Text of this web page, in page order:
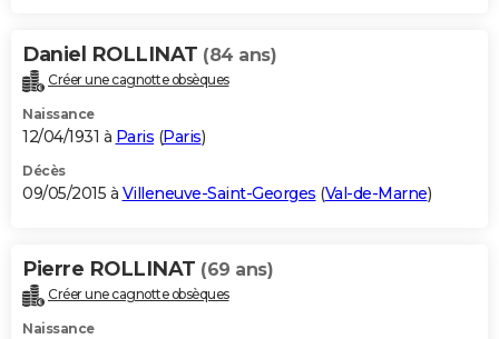
Daniel ROLLINAT (84 ans)
Créer une cagnotte obsèques
Naissance
12/04/1931 à Paris (Paris)
Décès
09/05/2015 à Villeneuve-Saint-Georges (Val-de-Marne)
Pierre ROLLINAT (69 ans)
Créer une cagnotte obsèques
Naissance